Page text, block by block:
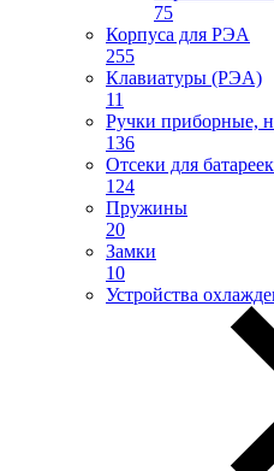
75
Корпуса для РЭА
255
Клавиатуры (РЭА)
11
Ручки приборные,
136
Отсеки для
124
Пружины
20
Замки
10
Устройства